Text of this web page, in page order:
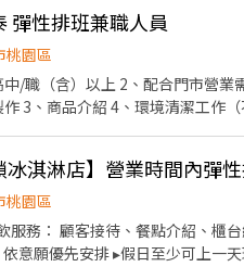
隊合作及交流，採納同仁的意
理，例如：成本控管及數據分析
，加班費為5分鐘為單位計算，
新制6% ④特休／
颱風天出勤津貼補助 ⑥員工店內用餐
系實習生 福利制度完善，提供加
金拿不完 依介紹職位及任職期間
彈性排班兼職人員
桃園區
職（含）以上 2、配合門市營業需求
環境清潔工作（不用掃廁所） 🔹新品咖啡飲料、糕點搶先嚐鮮
時刻，我們稱呼彼此為夥伴！夥
專業的咖啡知識技能，歡迎成為
淇淋店】營業時間內彈
桃園區
顧客接待、餐點介紹、櫃台結帳、餐點製
意願優先安排 ▸假日至少可上一